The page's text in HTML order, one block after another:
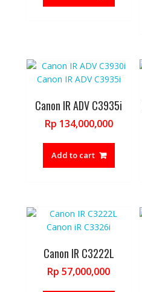
Canon IR ADV C3935i
Rp 134,000,000
Add to cart
Canon IR C3222L
Rp 57,000,000